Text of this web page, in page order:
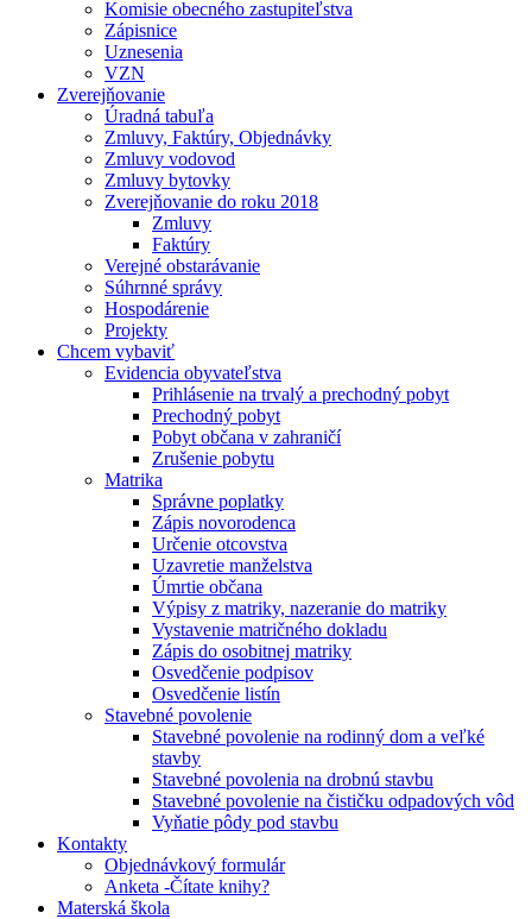
Komisie obecného zastupiteľstva
Zápisnice
Uznesenia
VZN
Zverejňovanie
Úradná tabuľa
Zmluvy, Faktúry, Objednávky
Zmluvy vodovod
Zmluvy bytovky
Zverejňovanie do roku 2018
Zmluvy
Faktúry
Verejné obstarávanie
Súhrnné správy
Hospodárenie
Projekty
Chcem vybaviť
Evidencia obyvateľstva
Prihlásenie na trvalý a prechodný pobyt
Prechodný pobyt
Pobyt občana v zahraničí
Zrušenie pobytu
Matrika
Správne poplatky
Zápis novorodenca
Určenie otcovstva
Uzavretie manželstva
Úmrtie občana
Výpisy z matriky, nazeranie do matriky
Vystavenie matričného dokladu
Zápis do osobitnej matriky
Osvedčenie podpisov
Osvedčenie listín
Stavebné povolenie
Stavebné povolenie na rodinný dom a veľké
stavby
Stavebné povolenia na drobnú stavbu
Stavebné povolenie na čističku odpadových vôd
Vyňatie pôdy pod stavbu
Kontakty
Objednávkový formulár
Anketa -Čítate knihy?
Materská škola